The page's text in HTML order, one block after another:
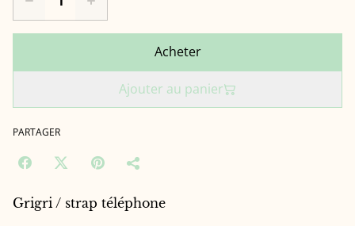
Acheter
Ajouter au panier
PARTAGER
Grigri / strap téléphone